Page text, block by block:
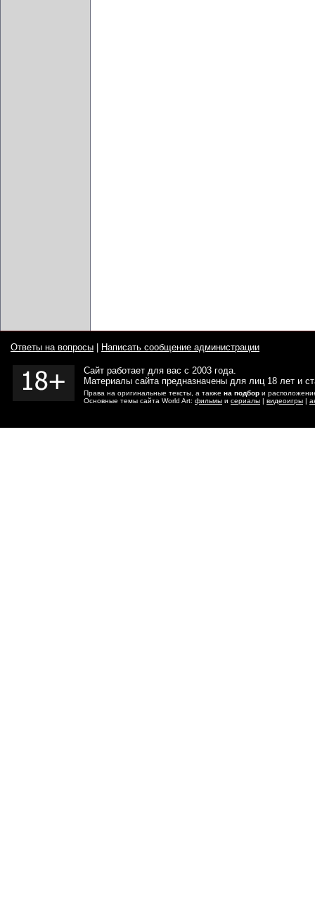
Ответы на вопросы Написать сообщение администрации
Сайт работает для вас с 2003 года.
Материалы сайта предназначены для лиц 18 лет и
Права на оригинальные тексты, а также на подбор и
Основные темы сайта World Art: фильмы и сериалы | видеоигры |